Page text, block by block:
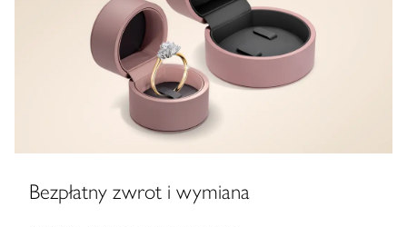
Bezpłatny zwrot i wymiana